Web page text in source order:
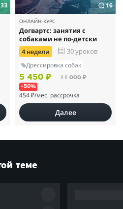
33
16
ОНЛАЙН-КУРС
Догвартс: занятия с
собаками не по-детски
4 недели
30 уроков
Дрессировка собак
5 450 ₽ 11 000 ₽
–50%
454 ₽/мес. рассрочка
Далее
теме